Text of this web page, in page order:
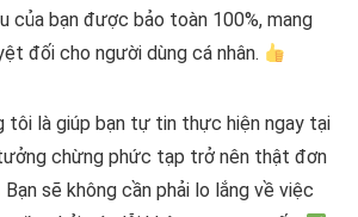
của bạn được bảo toàn 100%, mang
đối cho người dùng cá nhân.
tôi là giúp bạn tự tin thực hiện ngay tại
chừng phức tạp trở nên thật đơn
Bạn sẽ không cần phải lo lắng về việc